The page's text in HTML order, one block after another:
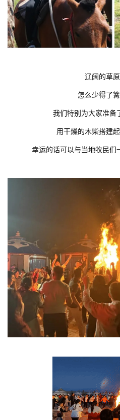
辽阔的草原
怎么少得了篝
我们特别为大家准备
用干燥的木柴搭建
幸运的话可以与当地牧民们